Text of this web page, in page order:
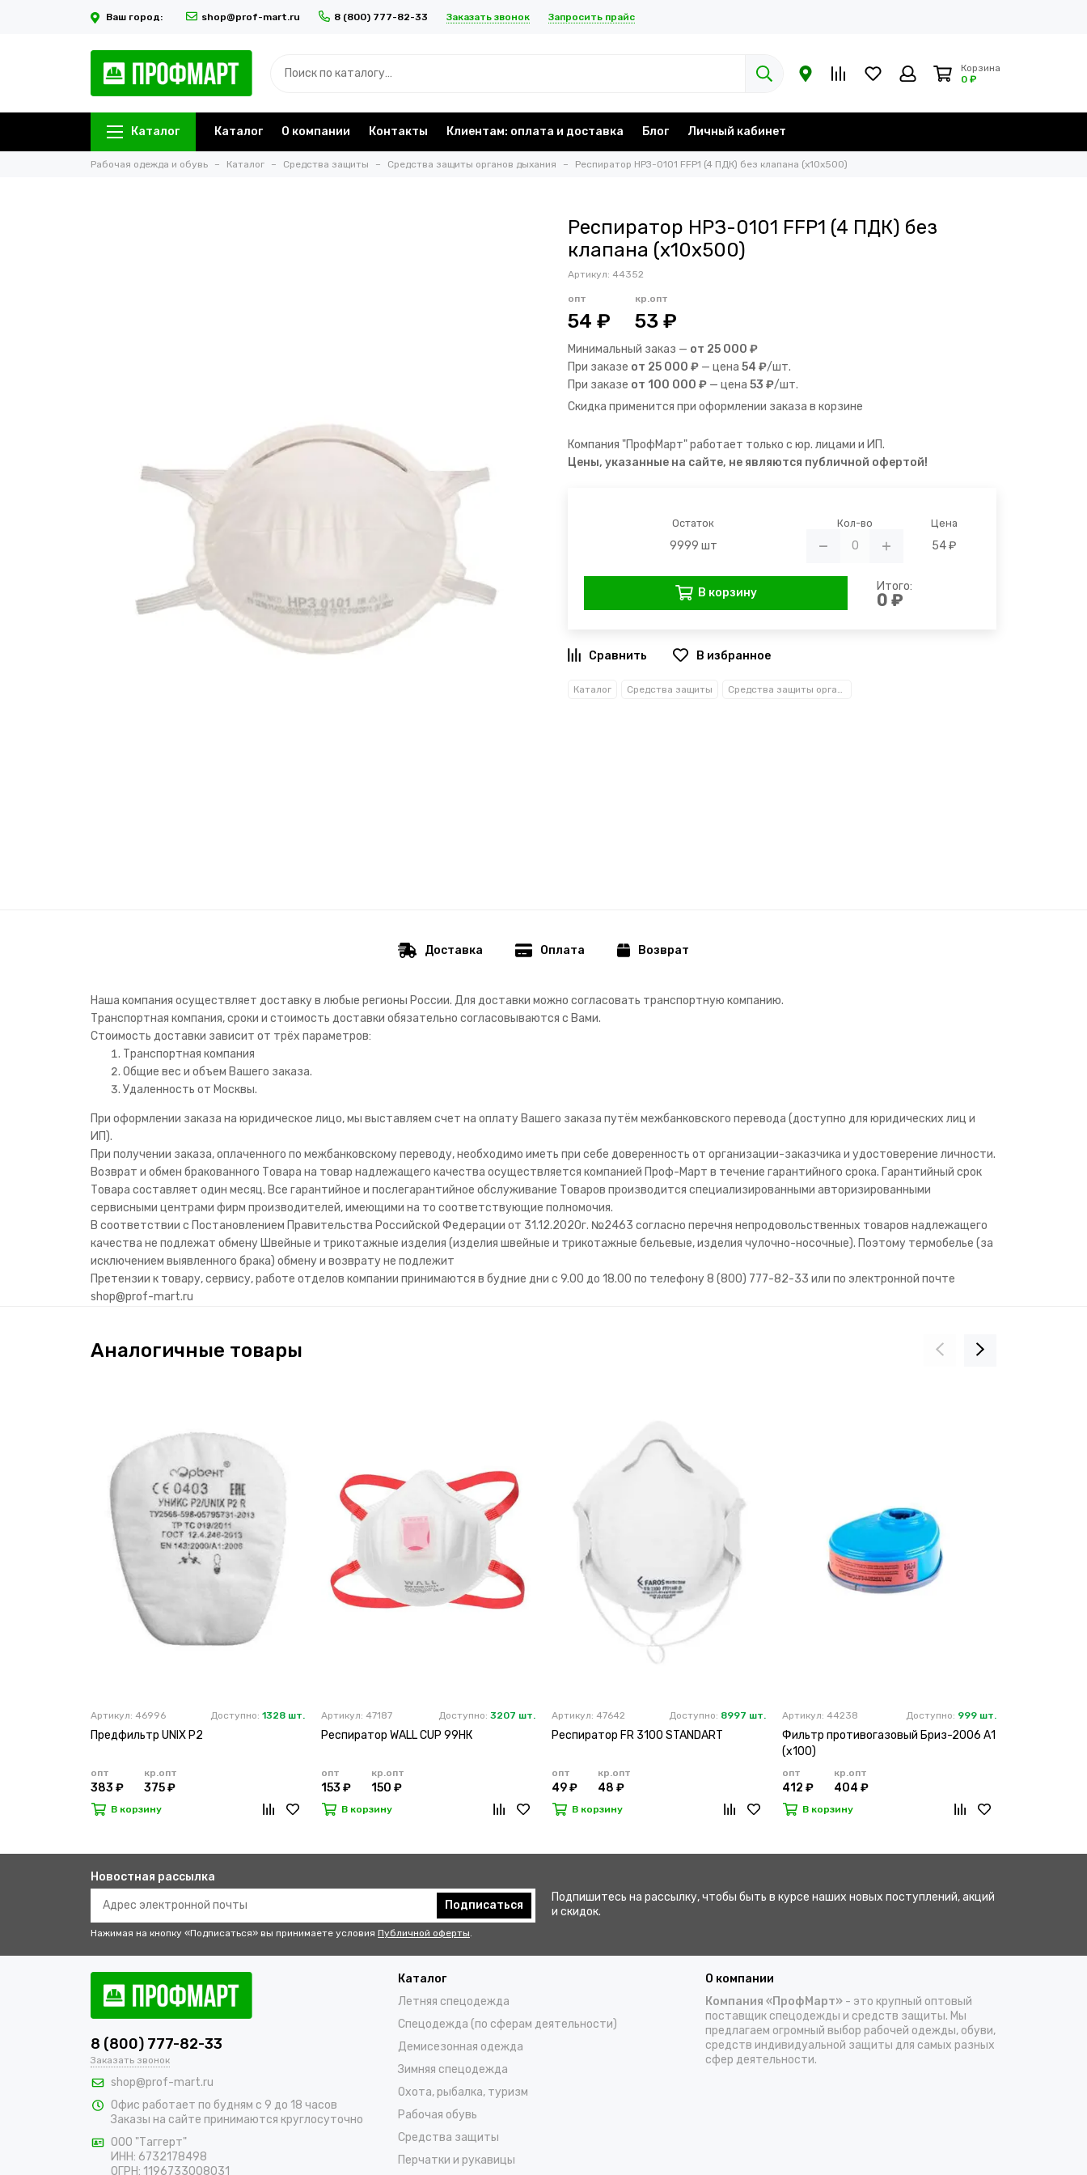
Ваш город: shop@prof-mart.ru 8 (800) 777-82-33 Заказать звонок Запросить прайс
Корзина
0 ₽
Каталог Каталог О компании Контакты Клиентам: оплата и доставка Блог Личный кабинет
Рабочая одежда и обувь Каталог Средства защиты Средства защиты органов дыхания Респиратор НРЗ-0101 FFP1 (4 ПДК) без клапана (х10х500)
Респиратор НРЗ-0101 FFP1 (4 ПДК) без
клапана (х10х500)
Артикул: 44352
опт
54 ₽
кр.опт
53 ₽
Минимальный заказ — от 25 000 ₽
При заказе от 25 000 ₽ — цена 54 ₽/шт.
При заказе от 100 000 ₽ — цена 53 ₽/шт.
Скидка применится при оформлении заказа в корзине
Компания "ПрофМарт" работает только с юр. лицами и ИП.
Цены, указанные на сайте, не являются публичной офертой!
Остаток Кол-во Цена
9999 шт 54 ₽
В корзину Итого:
0 ₽
В избранное
Каталог Средства защиты Средства защиты органов дыхания
Доставка Оплата Возврат
Наша компания осуществляет доставку в любые регионы России. Для доставки можно согласовать транспортную компанию.
Транспортная компания, сроки и стоимость доставки обязательно согласовываются с Вами.
Стоимость доставки зависит от трёх параметров:
Транспортная компания
Общие вес и объем Вашего заказа.
Удаленность от Москвы.
При оформлении заказа на юридическое лицо, мы выставляем счет на оплату Вашего заказа путём межбанковского перевода (доступно для юридических лиц и
ИП).
При получении заказа, оплаченного по межбанковскому переводу, необходимо иметь при себе доверенность от организации-заказчика и удостоверение личности.
Возврат и обмен бракованного Товара на товар надлежащего качества осуществляется компанией Проф-Март в течение гарантийного срока. Гарантийный срок
Товара составляет один месяц. Все гарантийное и послегарантийное обслуживание Товаров производится специализированными авторизированными
сервисными центрами фирм производителей, имеющими на то соответствующие полномочия.
В соответствии с Постановлением Правительства Российской Федерации от 31.12.2020г. №2463 согласно перечня непродовольственных товаров надлежащего
качества не подлежат обмену Швейные и трикотажные изделия (изделия швейные и трикотажные бельевые, изделия чулочно-носочные). Поэтому термобелье (за
исключением выявленного брака) обмену и возврату не подлежит
Претензии к товару, сервису, работе отделов компании принимаются в будние дни с 9.00 до 18.00 по телефону 8 (800) 777-82-33 или по электронной почте
shop@prof-mart.ru
Аналогичные товары
Артикул: 46996 Доступно: 1328 шт.
Предфильтр UNIX P2
опт
383 ₽
кр.опт
375 ₽
В корзину
Артикул: 47187 Доступно: 3207 шт.
Респиратор WALL CUP 99HК
опт
153 ₽
кр.опт
150 ₽
В корзину
Артикул: 47642 Доступно: 8997 шт.
Респиратор FR 3100 STANDART
опт
49 ₽
кр.опт
48 ₽
В корзину
Артикул: 44238 Доступно: 999 шт.
Фильтр противогазовый Бриз-2006 А1
(х100)
опт
412 ₽
кр.опт
404 ₽
В корзину
Новостная рассылка
Подписаться
Нажимая на кнопку «Подписаться» вы принимаете условия Публичной оферты.
Подпишитесь на рассылку, чтобы быть в курсе наших новых поступлений, акций
и скидок.
8 (800) 777-82-33
Заказать звонок
shop@prof-mart.ru
Офис работает по будням с 9 до 18 часов
Заказы на сайте принимаются круглосуточно
ООО "Таггерт"
ИНН: 6732178498
ОГРН: 1196733008031
Каталог
Летняя спецодежда
Спецодежда (по сферам деятельности)
Демисезонная одежда
Зимняя спецодежда
Охота, рыбалка, туризм
Рабочая обувь
Средства защиты
Перчатки и рукавицы
О компании
Компания «ПрофМарт» - это крупный оптовый
поставщик спецодежды и средств защиты. Мы
предлагаем огромный выбор рабочей одежды, обуви,
средств индивидуальной защиты для самых разных
сфер деятельности.